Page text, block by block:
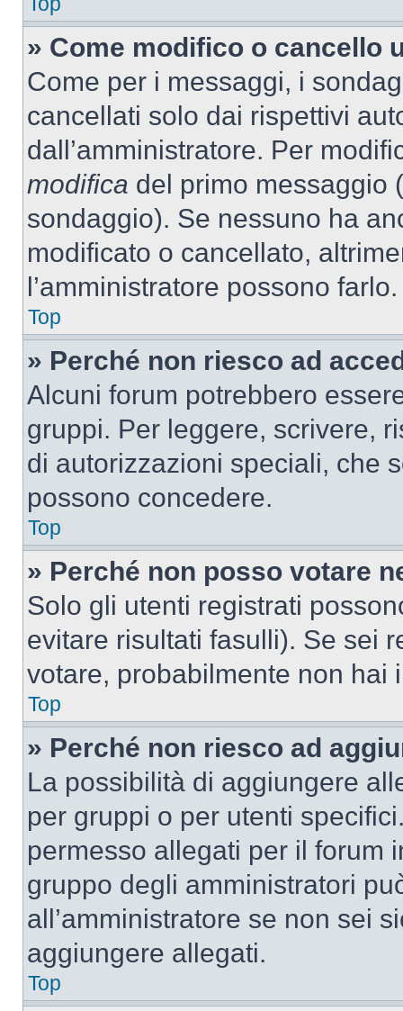
» Come modifico o cancello
Come per i messaggi, i
cancellati solo dai rispettivi
dall’amministratore. Per
modifica del primo messaggio
sondaggio). Se nessuno ha
modificato o cancellato,
l’amministratore possono farlo.
Top
» Perché non riesco ad
Alcuni forum potrebbero
gruppi. Per leggere, scrivere,
di autorizzazioni speciali, che
possono concedere.
Top
» Perché non posso votare
Solo gli utenti registrati
evitare risultati fasulli). Se sei
votare, probabilmente non hai
Top
» Perché non riesco ad
La possibilità di aggiungere
per gruppi o per utenti
permesso allegati per il forum
gruppo degli amministratori
all’amministratore se non sei
aggiungere allegati.
Top